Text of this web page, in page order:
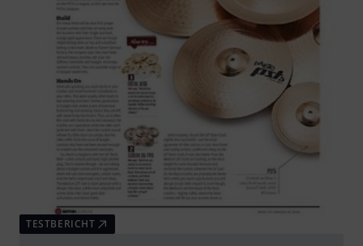
TESTBERICHT